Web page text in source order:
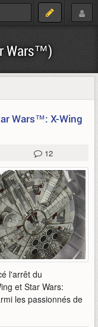
Wars™)
Wars™: X-Wing
12
l'arrêt du
et Star Wars:
les passionnés de